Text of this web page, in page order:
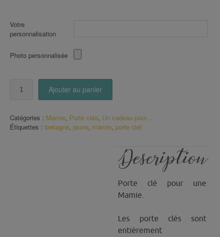
Votre
personnalisation
Photo personnalisée
Mamie
On
Ajouter au panier
Catégories : Mamie, Porte clés, Un cadeau pour...
Étiquettes : bretagne, jaune, mamie, porte clef
Description
Porte clé pour une
Mamie.
Les porte clés sont
entièrement